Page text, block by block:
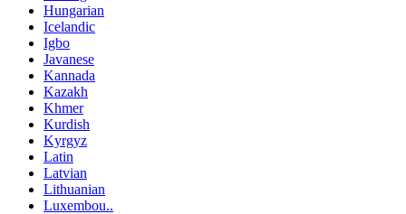
Hungarian
Icelandic
Igbo
Javanese
Kannada
Kazakh
Khmer
Kurdish
Kyrgyz
Latin
Latvian
Lithuanian
Luxembou..